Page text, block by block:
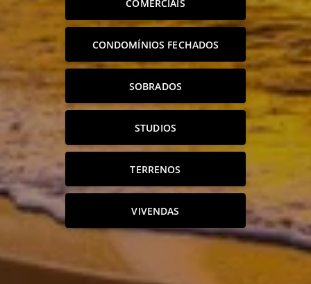
COMERCIAIS
CONDOMÍNIOS FECHADOS
SOBRADOS
STUDIOS
TERRENOS
VIVENDAS